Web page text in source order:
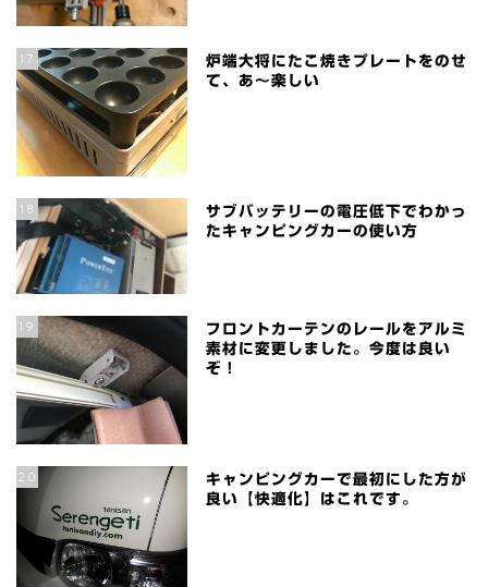
17
炉端大将にたこ焼きプレートをのせ
て、あ～楽しい
18
サブバッテリーの電圧低下でわかっ
たキャンピングカーの使い方
19
フロントカーテンのレールをアルミ
素材に変更しました。今度は良い
ぞ！
20
キャンピングカーで最初にした方が
良い【快適化】はこれです。